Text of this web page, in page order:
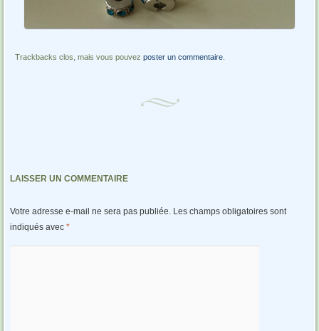
Trackbacks clos, mais vous pouvezposter un commentaire
LAISSER UN COMMENTAIRE
Votre adresse e-mail ne sera pas publiée. Les champs obligatoires sont
indiqués avec *